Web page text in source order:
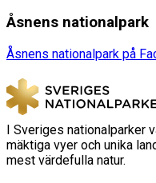
Åsnens nationalpark
Åsnens nationalpark på
I Sveriges nationalparker
mäktiga vyer och unika
mest värdefulla natur.